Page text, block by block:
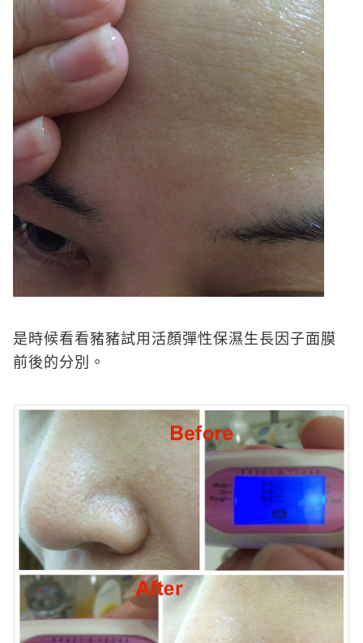
是時候看看豬豬試用活顏彈性保濕生長因子面膜
前後的分別。